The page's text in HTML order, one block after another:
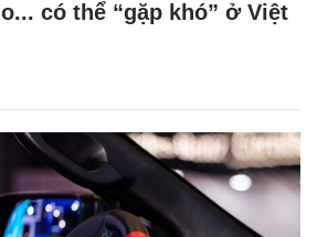
có thể “gặp khó” ở Việt